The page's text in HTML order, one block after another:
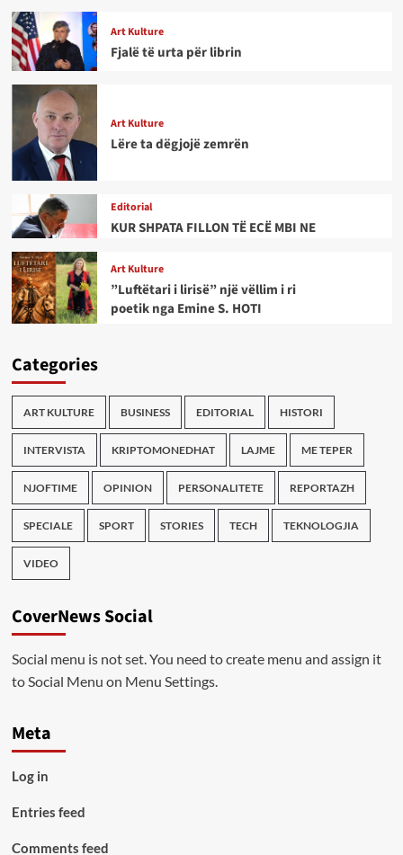
Art Kulture
Fjalë të urta për librin
Art Kulture
Lëre ta dëgjojë zemrën
Editorial
KUR SHPATA FILLON TË ECË MBI NE
Art Kulture
”Luftëtari i lirisë” një vëllim i ri
poetik nga Emine S. HOTI
Categories
ART KULTURE BUSINESS EDITORIAL HISTORI
INTERVISTA KRIPTOMONEDHAT LAJME ME TEPER
NJOFTIME OPINION PERSONALITETE REPORTAZH
SPECIALE SPORT STORIES TECH TEKNOLOGJIA
VIDEO
CoverNews Social
Social menu is not set. You need to create menu and assign it
to Social Menu on Menu Settings.
Meta
Log in
Entries feed
Comments feed